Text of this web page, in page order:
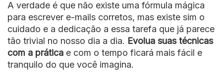
A verdade é que não existe uma fórmula mágica
para escrever e-mails corretos, mas existe sim o
cuidado e a dedicação a essa tarefa que já parece
tão trivial no nosso dia a dia. Evolua suas técnicas
com a prática e com o tempo ficará mais fácil e
tranquilo do que você imagina.